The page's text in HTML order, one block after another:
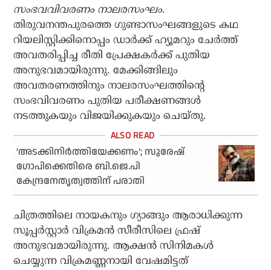
സംഭവവിവരണം നാലരസംഘം.
തിരുവനന്തപുരത്തെ ഗുണ്ടാസംഘങ്ങളുടെ കഥ
റിയലിസ്റ്റിക്കിനൊപ്പം ഡാര്‍ക്ക് ഹ്യൂമറും ചേര്‍ത്ത്
അവതരിപ്പിച്ച രീതി പ്രേക്ഷകര്‍ക്ക് പുതിയ
അനുഭവമായിരുന്നു. മേക്കിങ്ങിലും
അവതരണത്തിനും നാലരസംഘത്തിന്റെ
സംഭവിവരണം പുതിയ പരീക്ഷണങ്ങള്‍
നടത്തുകയും വിജയിക്കുകയും ചെയ്തു.
‘അടക്കിനിര്‍ത്തിയേക്കണം’; സുരേഷ്
ഗോപിക്കെതിരെ ബി.ജെ.പി
കേന്ദ്രനേതൃത്വത്തിന് പരാതി
ചിത്രത്തിലെ നായകനും ഗ്യാങ്ങും ആരാധിക്കുന്ന
സൂപ്പര്‍സ്റ്റാര്‍ വിക്രമന്‍ സീരീസിലെ ഫ്രഷ്
അനുഭവമായിരുന്നു. ആക്ഷന്‍ സിനിമകള്‍
ചെയ്യുന്ന വിക്രമണ്ണനായി വേഷമിട്ടത്